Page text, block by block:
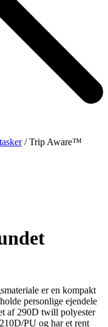
/ Trip Aware™
er en kompakt
personlige ejendele
af 290D twill polyester
PU og har et rent